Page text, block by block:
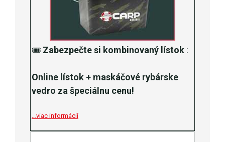
🎟️ Zabezpečte si kombinovaný lístok :
Online lístok + maskáčové rybárske
vedro za špeciálnu cenu!
…viac informácií